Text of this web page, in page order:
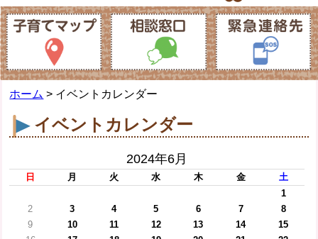
ホーム > イベントカレンダー
イベントカレンダー
2024年6月
日 月 火 水 木 金
土
1
2
3 4 5 6 7
8
9
10 11 12 13 14
15